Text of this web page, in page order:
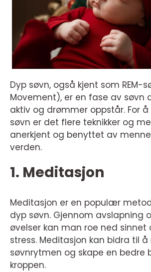
Dyp søvn, også kjent som REM-
Movement), er en fase av søvn
aktiv og drømmer oppstår. For
søvn er det flere teknikker og
anerkjent og benyttet av
verden.
1. Meditasjon
Meditasjon er en populær
dyp søvn. Gjennom avslapning
øvelser kan man roe ned sinnet
stress. Meditasjon kan bidra til å
søvnrytmen og skape en bedre
kroppen.